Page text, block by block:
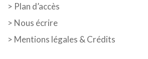
> Plan d’accès
> Nous écrire
> Mentions légales & Crédits